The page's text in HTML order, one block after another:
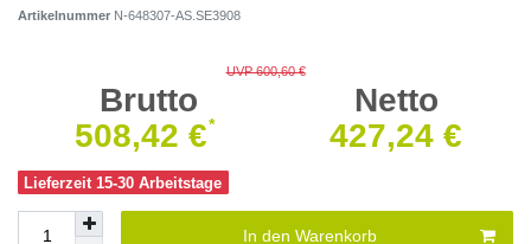
Artikelnummer N-648307-AS.SE3908
UVP 600,60 €
Brutto
Netto
508,42 €
* 427,24 €
Lieferzeit 15-30 Arbeitstage
In den Warenkorb